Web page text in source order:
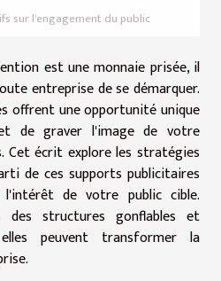
sur l'engagement du public
est une monnaie prisée, il
entreprise de se démarquer.
offrent une opportunité unique
de graver l'image de votre
Cet écrit explore les stratégies
de ces supports publicitaires
de votre public cible.
des structures gonflables et
peuvent transformer la